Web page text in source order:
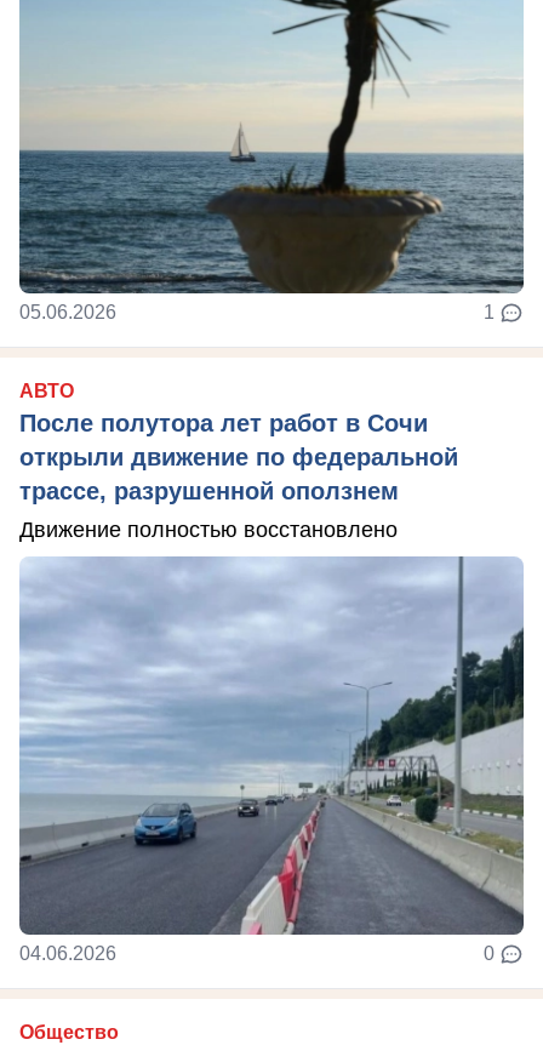
05.06.2026 1
АВТО
После полутора лет работ в Сочи
открыли движение по федеральной
трассе, разрушенной оползнем
Движение полностью восстановлено
04.06.2026 0
Общество